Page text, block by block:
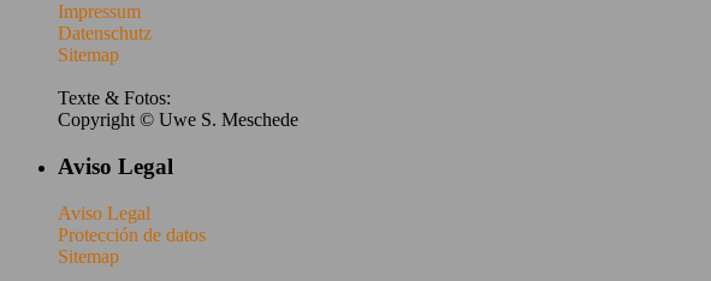
Impressum
Datenschutz
Sitemap
Texte & Fotos:
Copyright © Uwe S. Meschede
Aviso Legal
Aviso Legal
Protección de datos
Sitemap